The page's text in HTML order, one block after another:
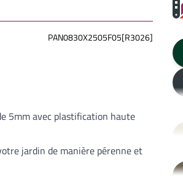
PAN0830X2505F05[R3026]
5mm avec plastification haute
jardin de manière pérenne et